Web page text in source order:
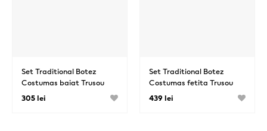
Set Traditional Botez
Costumas baiat Trusou
baiat
305 lei
Set Traditional Botez
Costumas fetita Trusou
Lumanare 2
439 lei